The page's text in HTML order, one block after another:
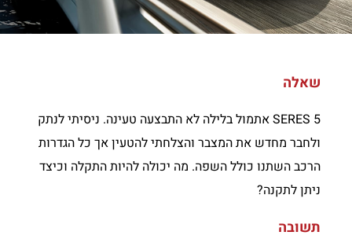
שאלה
SERES 5 אתמול בלילה לא התבצעה טעינה. ניסיתי לנתק
ולחבר מחדש את המצבר והצלחתי להטעין אך כל הגדרות
הרכב השתנו כולל השפה. מה יכולה להיות התקלה וכיצד
ניתן לתקנה?
תשובה